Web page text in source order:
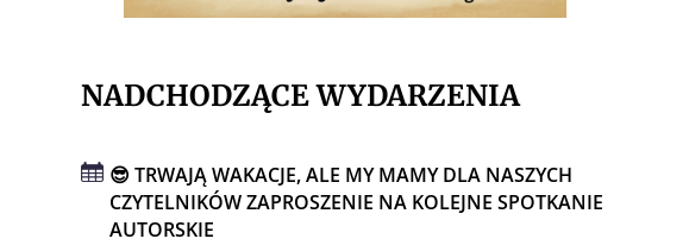
NADCHODZĄCE WYDARZENIA
😎 TRWAJĄ WAKACJE, ALE MY MAMY DLA NASZYCH
CZYTELNIKÓW ZAPROSZENIE NA KOLEJNE SPOTKANIE
AUTORSKIE